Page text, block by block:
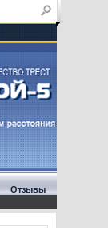
Отзывы